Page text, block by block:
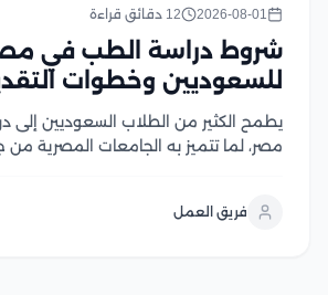
2026-08-01 12 دقائق قراءة
شروط دراسة الطب في
للسعوديين وخطوات التقديم
يطمح الكثير من الطلاب السعوديين إلى
مصر، لما تتميز به الجامعات المصرية من
يتطلب استيفاء مجموعة من الشروط،
فريق العمل